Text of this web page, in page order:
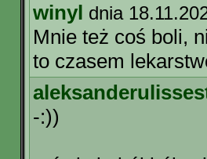
winyl dnia
Mnie też coś boli,
to czasem
-:))